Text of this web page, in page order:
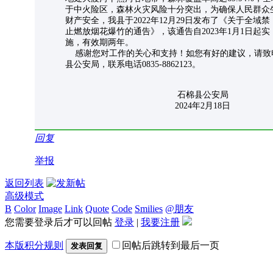
于中火险区，森林火灾风险十分突出，为确保人民群众
财产安全，我县于2022年12月29日发布了《关于全域禁
止燃放烟花爆竹的通告》，该通告自2023年1月1日起实
施，有效期两年。
感谢您对工作的关心和支持！如您有好的建议，请致
县公安局，联系电话0835-8862123。
石棉县公安局
2024年2月18日
回复
举报
返回列表
高级模式
B Color Image Link Quote Code Smilies @朋友
您需要登录后才可以回帖 登录 | 我要注册
本版积分规则 发表回复 回帖后跳转到最后一页